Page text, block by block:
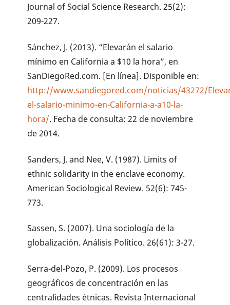
Journal of Social Science Research. 25(2):
209-227.
Sánchez, J. (2013). “Elevarán el salario
mínimo en California a $10 la hora”, en
SanDiegoRed.com. [En línea]. Disponible en:
http://www.sandiegored.com/noticias/43272/
el-salario-minimo-en-California-a-a10-la-
hora/. Fecha de consulta: 22 de noviembre
de 2014.
Sanders, J. and Nee, V. (1987). Limits of
ethnic solidarity in the enclave economy.
American Sociological Review. 52(6): 745-
773.
Sassen, S. (2007). Una sociología de la
globalización. Análisis Político. 26(61): 3-27.
Serra-del-Pozo, P. (2009). Los procesos
geográficos de concentración en las
centralidades étnicas. Revista Internacional